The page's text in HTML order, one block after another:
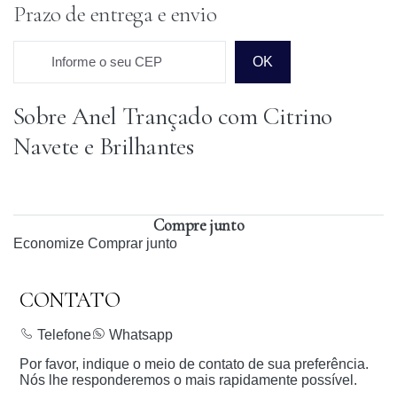
Prazo de entrega e envio
Informe o seu CEP OK
Prazo para o CEP
Sobre Anel Trançado com Citrino
Navete e Brilhantes
Compre junto
Economize Comprar junto
CONTATO
Telefone
Whatsapp
Por favor, indique o meio de contato de sua preferência.
Nós lhe responderemos o mais rapidamente possível.